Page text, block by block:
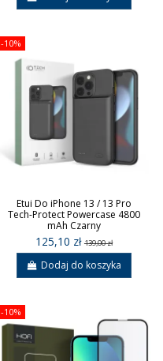
-10%
Etui Do iPhone 13 / 13 Pro
Tech-Protect Powercase 4800
mAh Czarny
125,10 zł 139,00 zł
Dodaj do koszyka
-10%